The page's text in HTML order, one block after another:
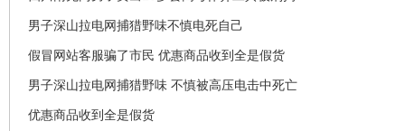
男子深山拉电网捕猎野味不慎电死自己
假冒网站客服骗了市民 优惠商品收到全是假货
男子深山拉电网捕猎野味 不慎被高压电击中死亡
优惠商品收到全是假货